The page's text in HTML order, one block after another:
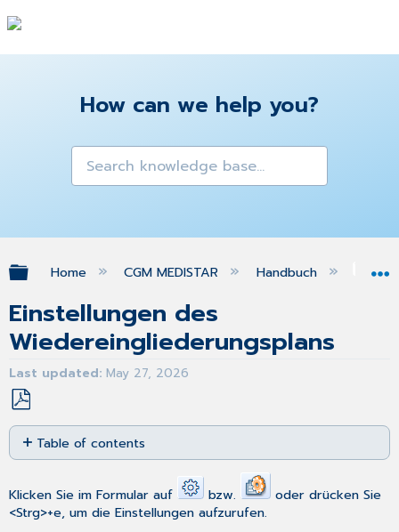
How can we help you?
Expand/collapse global hierarchy
Home CGM MEDISTAR Handbuch
Einstellungen des
Wiedereingliederungsplans
Last updated May 27, 2026
Save
as
PDF
Table of contents
Drucken
MD-
Klicken Sie im Formular auf bzw.
oder drücken Sie
<Strg>+e, um die Einstellungen aufzurufen.